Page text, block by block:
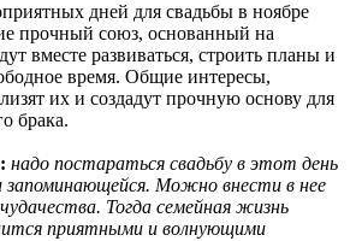
дней для свадьбы в ноябре
прочный союз, основанный на
вместе развиваться, строить планы и
время. Общие интересы,
их и создадут прочную основу для
брака.
надо постараться свадьбу в этот день
запоминающейся. Можно внести в нее
Тогда семейная жизнь
приятными и волнующими